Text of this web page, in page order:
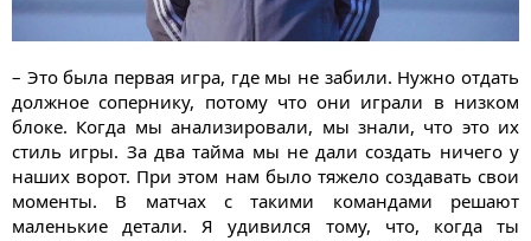
– Это была первая игра, где мы не забили. Нужно отдать
должное сопернику, потому что они играли в низком
блоке. Когда мы анализировали, мы знали, что это их
стиль игры. За два тайма мы не дали создать ничего у
наших ворот. При этом нам было тяжело создавать свои
моменты. В матчах с такими командами решают
маленькие детали. Я удивился тому, что, когда ты